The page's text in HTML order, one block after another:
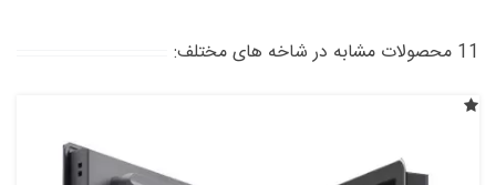
11 محصولات مشابه در شاخه های مختلف: